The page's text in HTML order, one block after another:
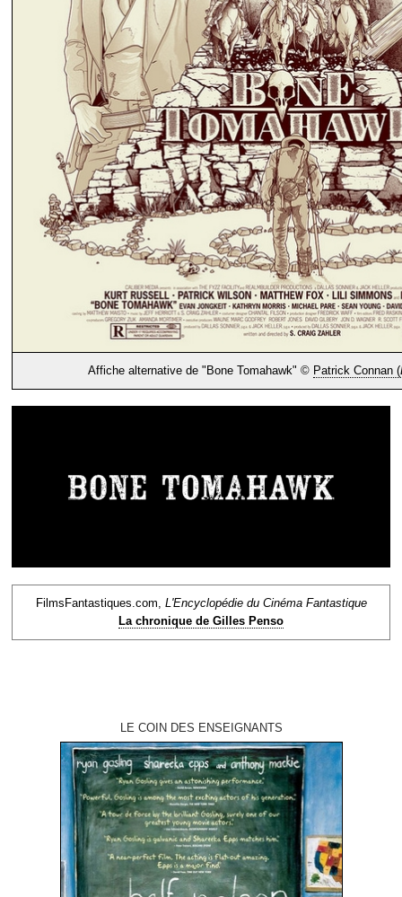
Affiche alternative de "Bone Tomahawk" © Patrick Connan (
FilmsFantastiques.com, L'Encyclopédie du Cinéma Fantastique
La chronique de Gilles Penso
LE COIN DES ENSEIGNANTS